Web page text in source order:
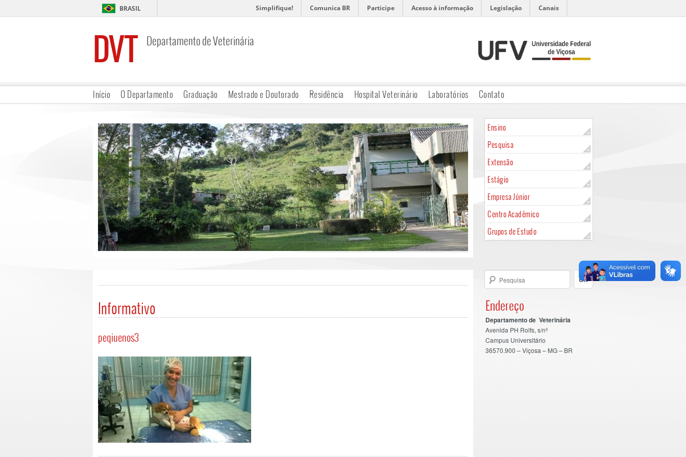
BRASIL Simplifique! Comunica BR Participe Acesso à informação Legislação Canais
DVT Departamento de Veterinária
Início O Departamento Graduação Mestrado e Doutorado Residência Hospital Veterinário Laboratórios Contato
Ensino
Pesquisa
Extensão
Estágio
Empresa Júnior
Centro Acadêmico
Grupos de Estudo
Endereço
Departamento de Veterinária
Avenida PH Rolfs, s/nº
Campus Universitário
36570.900 – Viçosa – MG – BR
Informativo
peqiuenos3